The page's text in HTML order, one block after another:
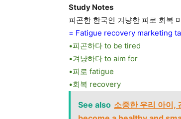
Study Notes
피곤한 한국인 겨냥한 피로 회복
= Fatigue recovery marketing
•피곤하다 to be tired
•겨냥하다 to aim for
•피로 fatigue
•회복 recovery
See also 소중한 우리 아이